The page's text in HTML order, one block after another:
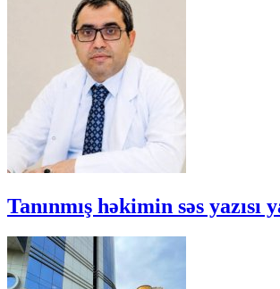
Tanınmış həkimin səs yazısı